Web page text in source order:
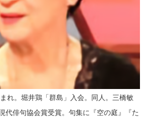
れ。堀井鶏「群島」入会。同人。三橋敏
代俳句協会賞受賞。句集に『空の庭』『た